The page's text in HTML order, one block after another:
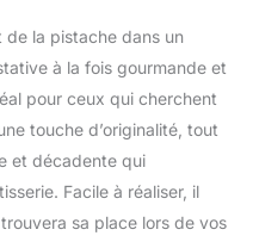
la pistache dans un
à la fois gourmande et
pour ceux qui cherchent
touche d’originalité, tout
et décadente qui
Facile à réaliser, il
sa place lors de vos